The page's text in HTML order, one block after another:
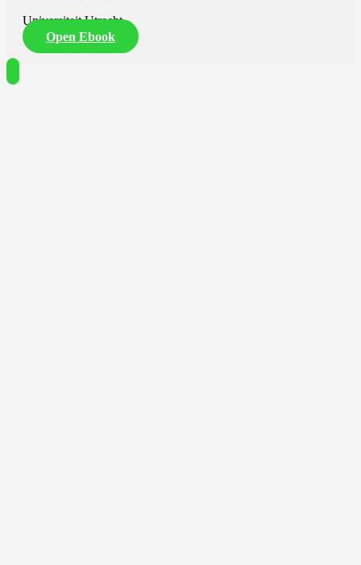
Universiteit Utrecht
Open Ebook